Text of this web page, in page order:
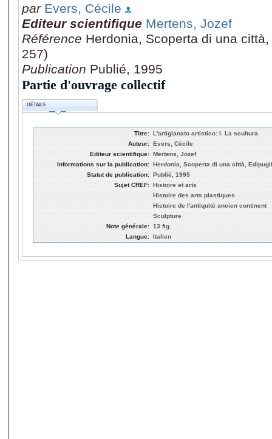
par Evers, Cécile
Editeur scientifique Mertens, Jozef
Référence Herdonia, Scoperta di una
257)
Publication Publié, 1995
Partie d'ouvrage collectif
DÉTAILS
Titre: L'artigianato artistico: I. La scultura
Auteur: Evers, Cécile
Editeur scientifique: Mertens, Jozef
Informations sur la publication: Herdonia, Scoperta di una città,
Statut de publication: Publié, 1995
Sujet CREF: Histoire et arts
Histoire des arts plastiques
Histoire de l'antiquité ancien continent
Sculpture
Note générale: 13 fig.
Langue: Italien